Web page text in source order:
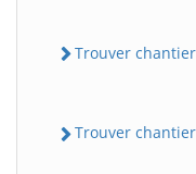
Trouver
Trouver chantier